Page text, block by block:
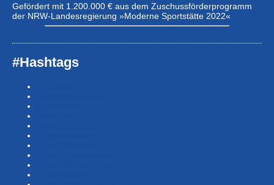
Gefördert mit 1.200.000 € aus dem Zuschussförderprogramm
der NRW-Landesregierung »Moderne Sportstätte 2022«
#Hashtags